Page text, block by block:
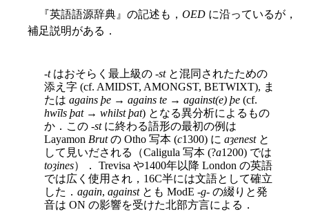
『英語語源辞典』の記述も， OED に沿っているが，
補足説明がある．
-tはおそらく最上級の -stと混同されたための
添え字 (cf. AMIDST, AMONGST, BETWIXT), ま
たは agains þe → agains te → against(e) þe (cf.
hwīls þat→ whilst þat) となる異分析によるもの
か．この -stに終わる語形の最初の例は
Layamon Brutの Otho 写本 (c1300) に aȝenestと
して見いだされる（Caligula 写本 (?a1200) では
toȝines）． Trevisa や1400年以降 London の英語
では広く使用され，16C半には文語として確立
した． again, againstとも ModE -g- の綴りと発
音は ON の影響を受けた北部方言による．